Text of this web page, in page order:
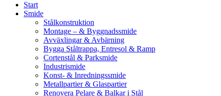
Start
Smide
Stålkonstruktion
Montage – & Byggnadssmide
Avväxlingar & Avbärning
Bygga Ståltrappa, Entresol & Ramp
Cortenstål & Parksmide
Industrismide
Konst- & Inredningssmide
Metallpartier & Glaspartier
Renovera Pelare & Balkar i Stål